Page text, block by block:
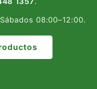
08:00–12:00.